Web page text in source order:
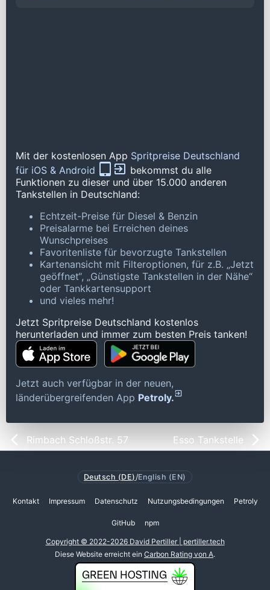
Mit der kostenlosen App Spritpreise Deutschland
für iOS & Android
bekommst du alle
Funktionen zu dieser und über 15.000 anderen
Tankstellen in Deutschland:
Echtzeit-Preise für Diesel & Benzin
Preisalarme bei Erreichen deines
Wunschpreises
Favoritenliste für bevorzugte Tankstellen
Kartenansicht mit Filteroptionen, für z.B. „Jetzt
geöffnet“, „Günstigste Tankstellen in der Nähe“
oder Tankkartensupport
und vieles mehr!
Jetzt Spritpreise Deutschland kostenlos
herunterladen und immer zum besten Preis tanken!
Jetzt auch verfügbar in der neuen,
länderübergreifenden App Petroly.
Rimbach Schloßstr. 57 Esso Tankstelle
Deutsch (DE) /English (EN)
Kontakt Impressum Datenschutz Nutzungsbedingungen Petroly
GitHub npm
Copyright © 2022-2026 David Pertiller | pertiller.tech
Diese Website erreicht ein Carbon Rating von A.